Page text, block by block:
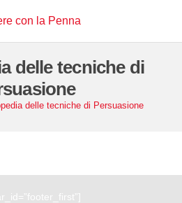
con la Penna
delle tecniche di
delle tecniche di Persuasione